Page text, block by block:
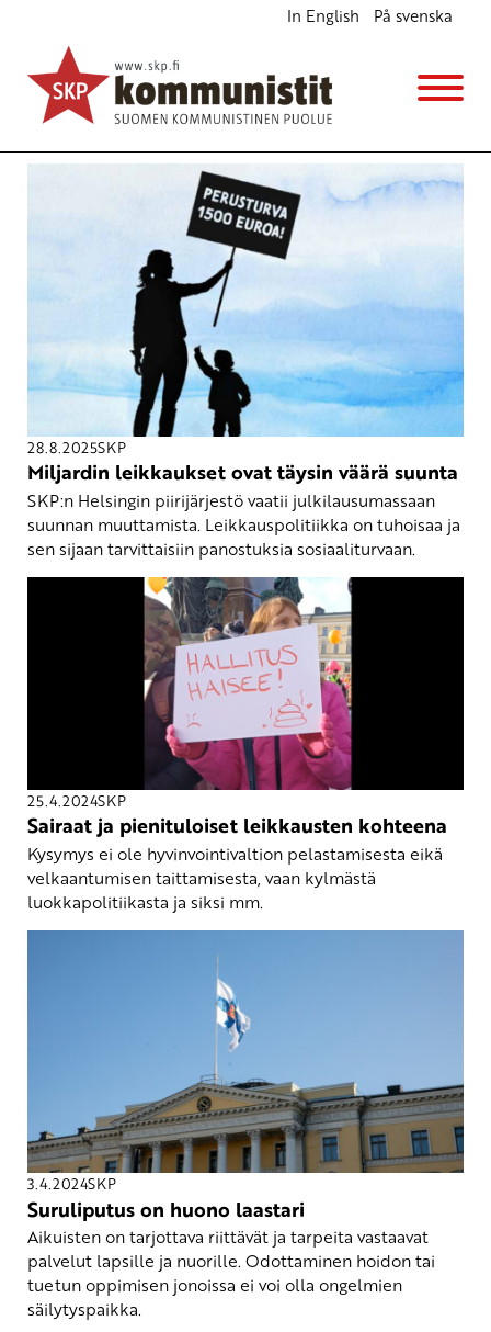
In English På svenska
hallitus
28.8.2025SKP
Miljardin leikkaukset ovat täysin väärä suunta
SKP:n Helsingin piirijärjestö vaatii julkilausumassaan
suunnan muuttamista. Leikkauspolitiikka on tuhoisaa ja
sen sijaan tarvittaisiin panostuksia sosiaaliturvaan.
25.4.2024SKP
Sairaat ja pienituloiset leikkausten kohteena
Kysymys ei ole hyvinvointivaltion pelastamisesta eikä
velkaantumisen taittamisesta, vaan kylmästä
luokkapolitiikasta ja siksi mm.
3.4.2024SKP
Suruliputus on huono laastari
Aikuisten on tarjottava riittävät ja tarpeita vastaavat
palvelut lapsille ja nuorille. Odottaminen hoidon tai
tuetun oppimisen jonoissa ei voi olla ongelmien
säilytyspaikka.